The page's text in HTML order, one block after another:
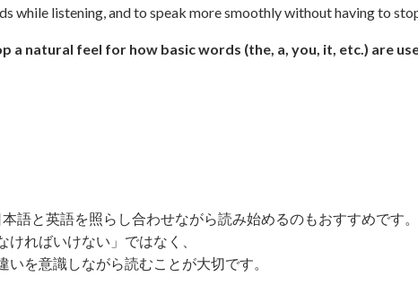
while listening, and to speak more smoothly without having to
natural feel for how basic words (the, a, you, it, etc.) are
語と英語を照らし合わせながら読み始めるのもおすすめです。
ければいけない」ではなく、
を意識しながら読むことが大切です。